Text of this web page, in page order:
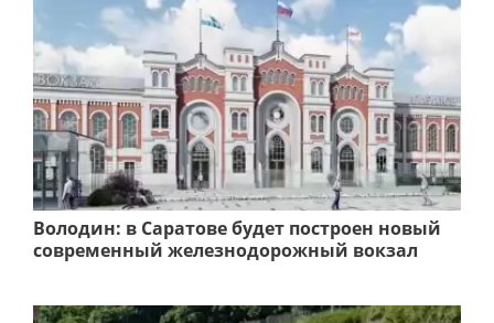
Володин: в Саратове будет построен новый
современный железнодорожный вокзал